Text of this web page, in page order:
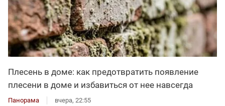
Плесень в доме: как предотвратить появление
плесени в доме и избавиться от нее навсегда
Панорама вчера, 22:55